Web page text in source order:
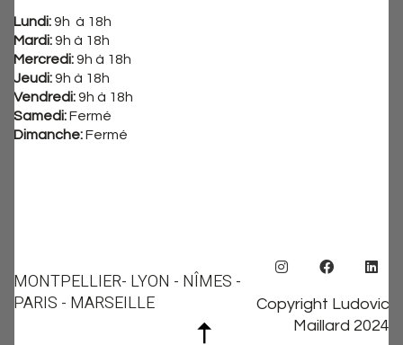
Lundi:9h à 18h
Mardi:9h à 18h
Mercredi:9h à 18h
Jeudi:9h à 18h
Vendredi:9h à 18h
Samedi:Fermé
Dimanche:Fermé
Copyright Ludovic
Maillard 2024
MONTPELLIER- LYON - NÎMES -
PARIS - MARSEILLE